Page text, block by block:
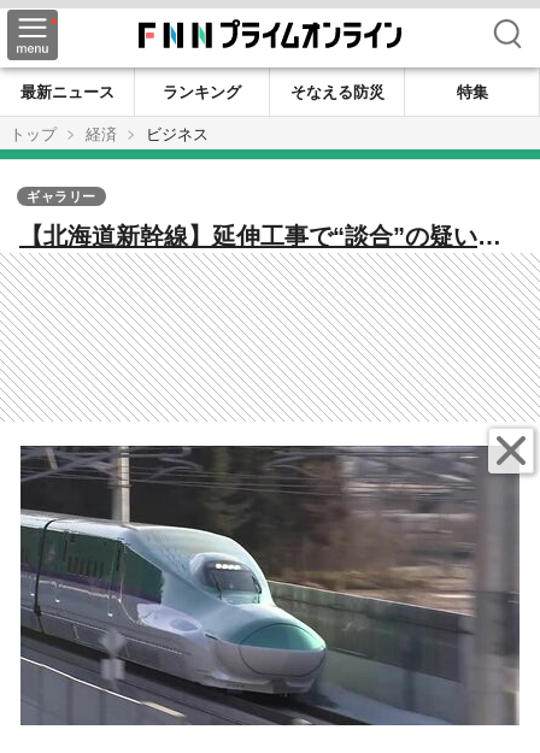
検索
最新ニュース ランキング そなえる防災
特集
トップ
経済 ビジネス
【北海道新幹線】延伸工事で“談合”の疑い…
グループ会社が公取委の検査を受けJR北海道
の社長が陳謝…札幌への延伸に影響は？ 最大
3.5兆円に膨らんだ事業費の信ぴょう性は？ 再
開発はどうなる？
ギャラリー